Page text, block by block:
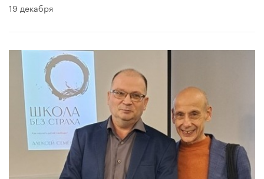
19 декабря